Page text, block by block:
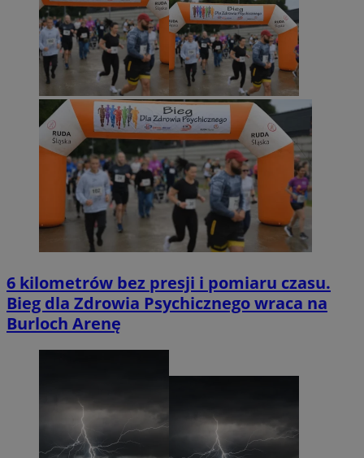
6 kilometrów bez presji i pomiaru czasu.
Bieg dla Zdrowia Psychicznego wraca na
Burloch Arenę